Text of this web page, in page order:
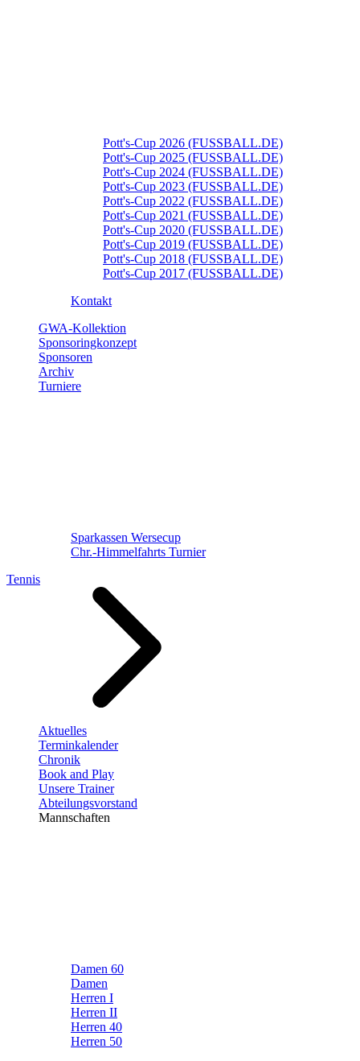
Pott's-Cup 2026 (FUSSBALL.DE)
Pott's-Cup 2025 (FUSSBALL.DE)
Pott's-Cup 2024 (FUSSBALL.DE)
Pott's-Cup 2023 (FUSSBALL.DE)
Pott's-Cup 2022 (FUSSBALL.DE)
Pott's-Cup 2021 (FUSSBALL.DE)
Pott's-Cup 2020 (FUSSBALL.DE)
Pott's-Cup 2019 (FUSSBALL.DE)
Pott's-Cup 2018 (FUSSBALL.DE)
Pott's-Cup 2017 (FUSSBALL.DE)
Kontakt
GWA-Kollektion
Sponsoringkonzept
Sponsoren
Archiv
Turniere
Sparkassen Wersecup
Chr.-Himmelfahrts Turnier
Tennis
Aktuelles
Terminkalender
Chronik
Book and Play
Unsere Trainer
Abteilungsvorstand
Mannschaften
Damen 60
Damen
Herren I
Herren II
Herren 40
Herren 50